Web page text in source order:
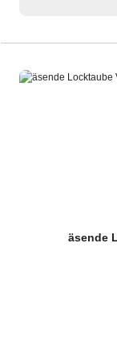
äsende